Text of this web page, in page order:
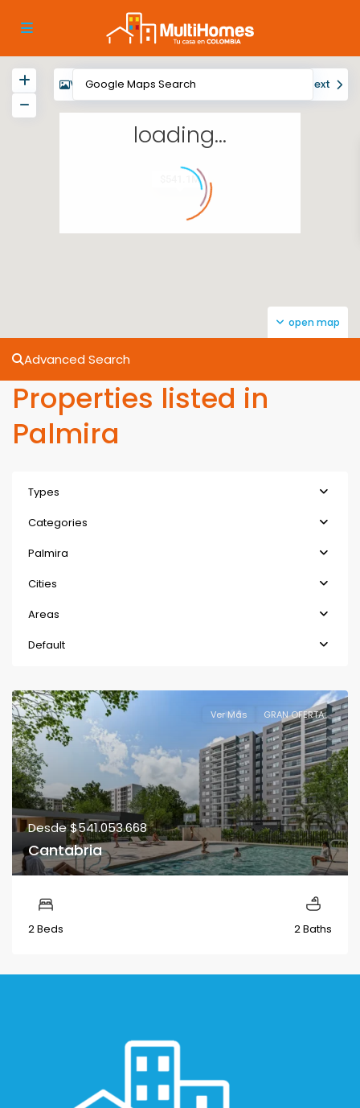
$541.1M
loading...
open map
View My Location Next
Advanced Search
Properties listed in
Palmira
Types
Categories
Palmira
Cities
Areas
Default
Ver Más GRAN OFERTA
Desde$541.053.668
Cantabria
2 Beds 2 Baths